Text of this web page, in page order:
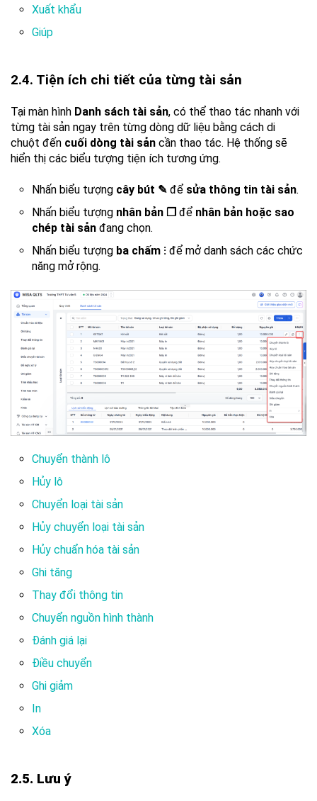
Xuất khẩu
Giúp
2.4. Tiện ích chi tiết của từng tài sản
Tại màn hình Danh sách tài sản, có thể thao tác nhanh với
từng tài sản ngay trên từng dòng dữ liệu bằng cách di
chuột đến cuối dòng tài sản cần thao tác. Hệ thống sẽ
hiển thị các biểu tượng tiện ích tương ứng.
Nhấn biểu tượng cây bút ✎ để sửa thông tin tài sản.
Nhấn biểu tượng nhân bản ❐ để nhân bản hoặc sao
chép tài sản đang chọn.
Nhấn biểu tượng ba chấm ⁝ để mở danh sách các chức
năng mở rộng.
Chuyển thành lô
Hủy lô
Chuyển loại tài sản
Hủy chuyển loại tài sản
Hủy chuẩn hóa tài sản
Ghi tăng
Thay đổi thông tin
Chuyển nguồn hình thành
Đánh giá lại
Điều chuyển
Ghi giảm
In
Xóa
2.5. Lưu ý